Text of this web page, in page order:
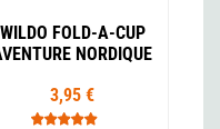
WILDO FOLD-A-CUP
NORDIQUE
3,95 €